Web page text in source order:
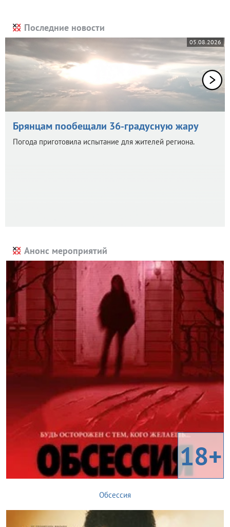
Последние новости
05.08.2026
Брянцам пообещали 36-градусную жару
Погода приготовила испытание для жителей региона.
Анонс мероприятий
18+
Обсессия